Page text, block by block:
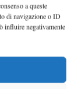
a queste
di navigazione o ID
influire negativamente